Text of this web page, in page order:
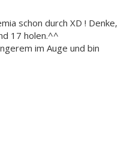
schon durch XD ! Denke,
17 holen.^^
im Auge und bin